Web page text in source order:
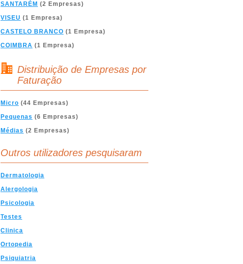
SANTARÉM (2 Empresas)
VISEU (1 Empresa)
CASTELO BRANCO (1 Empresa)
COIMBRA (1 Empresa)
Distribuição de Empresas por
Faturação
Micro (44 Empresas)
Pequenas (6 Empresas)
Médias (2 Empresas)
Outros utilizadores pesquisaram
Dermatologia
Alergologia
Psicologia
Testes
Clinica
Ortopedia
Psiquiatria